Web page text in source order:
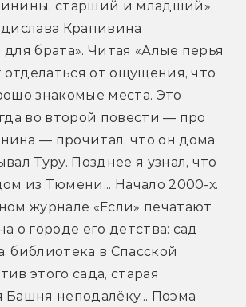
старший и младший»,
Крапивина
брата». Читая «Алые перья
отделаться от ощущения, что
знакомые места. Это
во второй повести — про
— прочитал, что он дома
Туру. Позднее я узнал, что
из Тюмени... Начало 2000-х.
журнале «Если» печатают
о городе его детства: сад
библиотека в Спасской
этого сада, старая
Башня неподалёку... Поэма